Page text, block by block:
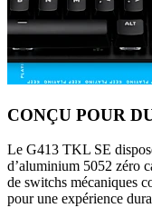
CONÇU POUR
Le G413 TKL SE
d’aluminium 5052 zéro
de switchs mécaniques
pour une expérience